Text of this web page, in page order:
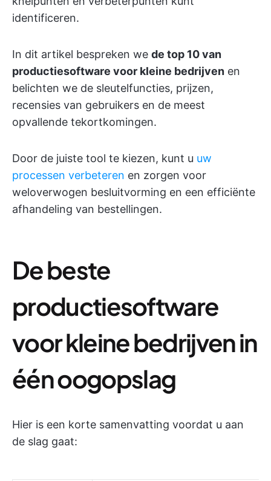
identificeren.
In dit artikel bespreken we de top 10 van
productiesoftware voor kleine bedrijven en
belichten we de sleutelfuncties, prijzen,
recensies van gebruikers en de meest
opvallende tekortkomingen.
Door de juiste tool te kiezen, kunt u uw
processen verbeteren en zorgen voor
weloverwogen besluitvorming en een efficiënte
afhandeling van bestellingen.
De beste
productiesoftware
voor kleine bedrijven in
één oogopslag
Hier is een korte samenvatting voordat u aan
de slag gaat: